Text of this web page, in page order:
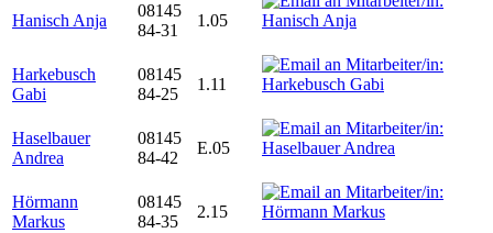
Hanisch Anja
08145
84-31
1.05
Harkebusch
Gabi
08145
84-25
1.11
Haselbauer
Andrea
08145
84-42
E.05
Hörmann
Markus
08145
84-35
2.15